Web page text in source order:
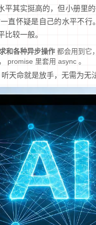
其实挺高的，但小册里
直怀疑是自己的水平不
较一般。
和各种异步操作都会用到它
promise 里套用 async 。
天命就是放手，无需为无